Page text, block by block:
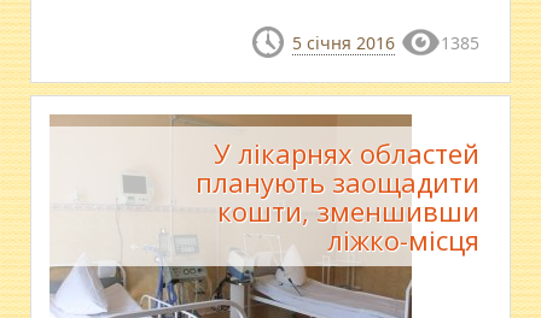
5 січня 2016 1385
У лікарнях областей
планують заощадити
кошти, зменшивши
ліжко-місця